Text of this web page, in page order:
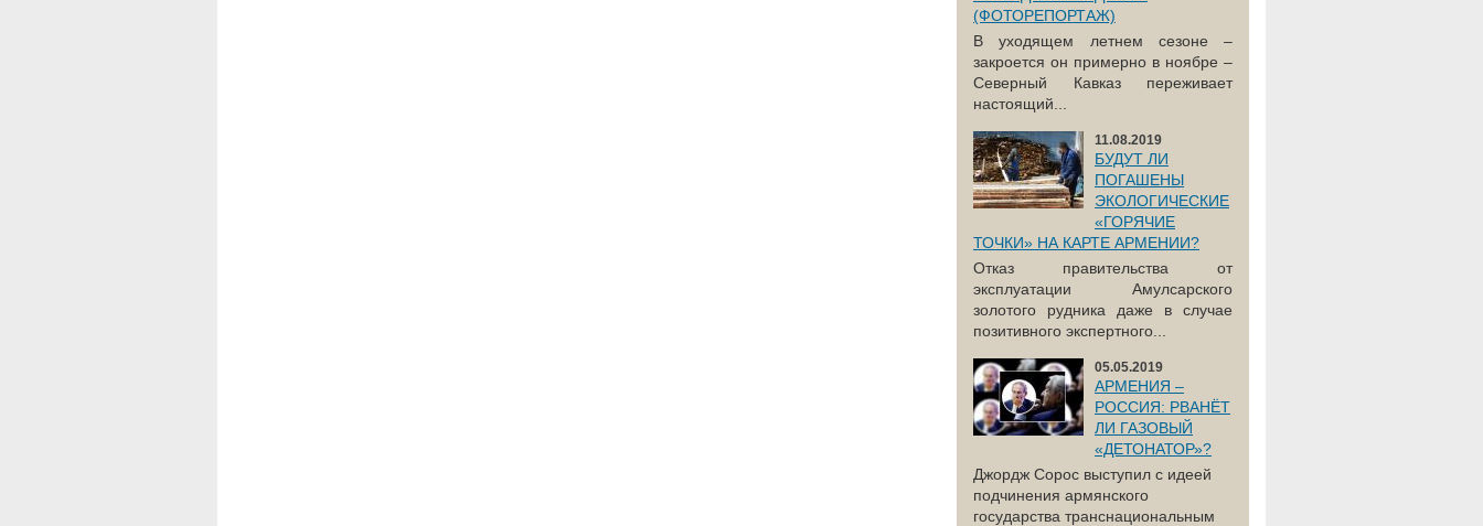
(ФОТОРЕПОРТАЖ)
В уходящем летнем сезоне –
закроется он примерно в ноябре –
Северный Кавказ переживает
настоящий...
11.08.2019
БУДУТ ЛИ
ПОГАШЕНЫ
ЭКОЛОГИЧЕСКИЕ
«ГОРЯЧИЕ
ТОЧКИ» НА КАРТЕ АРМЕНИИ?
Отказ правительства от
эксплуатации Амулсарского
золотого рудника даже в случае
позитивного экспертного...
05.05.2019
АРМЕНИЯ –
РОССИЯ: РВАНЁТ
ЛИ ГАЗОВЫЙ
«ДЕТОНАТОР»?
Джордж Сорос выступил с идеей
подчинения армянского
государства транснациональным